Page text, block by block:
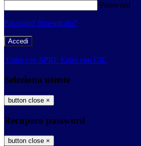
Password
Password dimenticata?
-
Entra con SPID Entra con CIE
Seleziona utente
button close ×
Recupero password
button close ×